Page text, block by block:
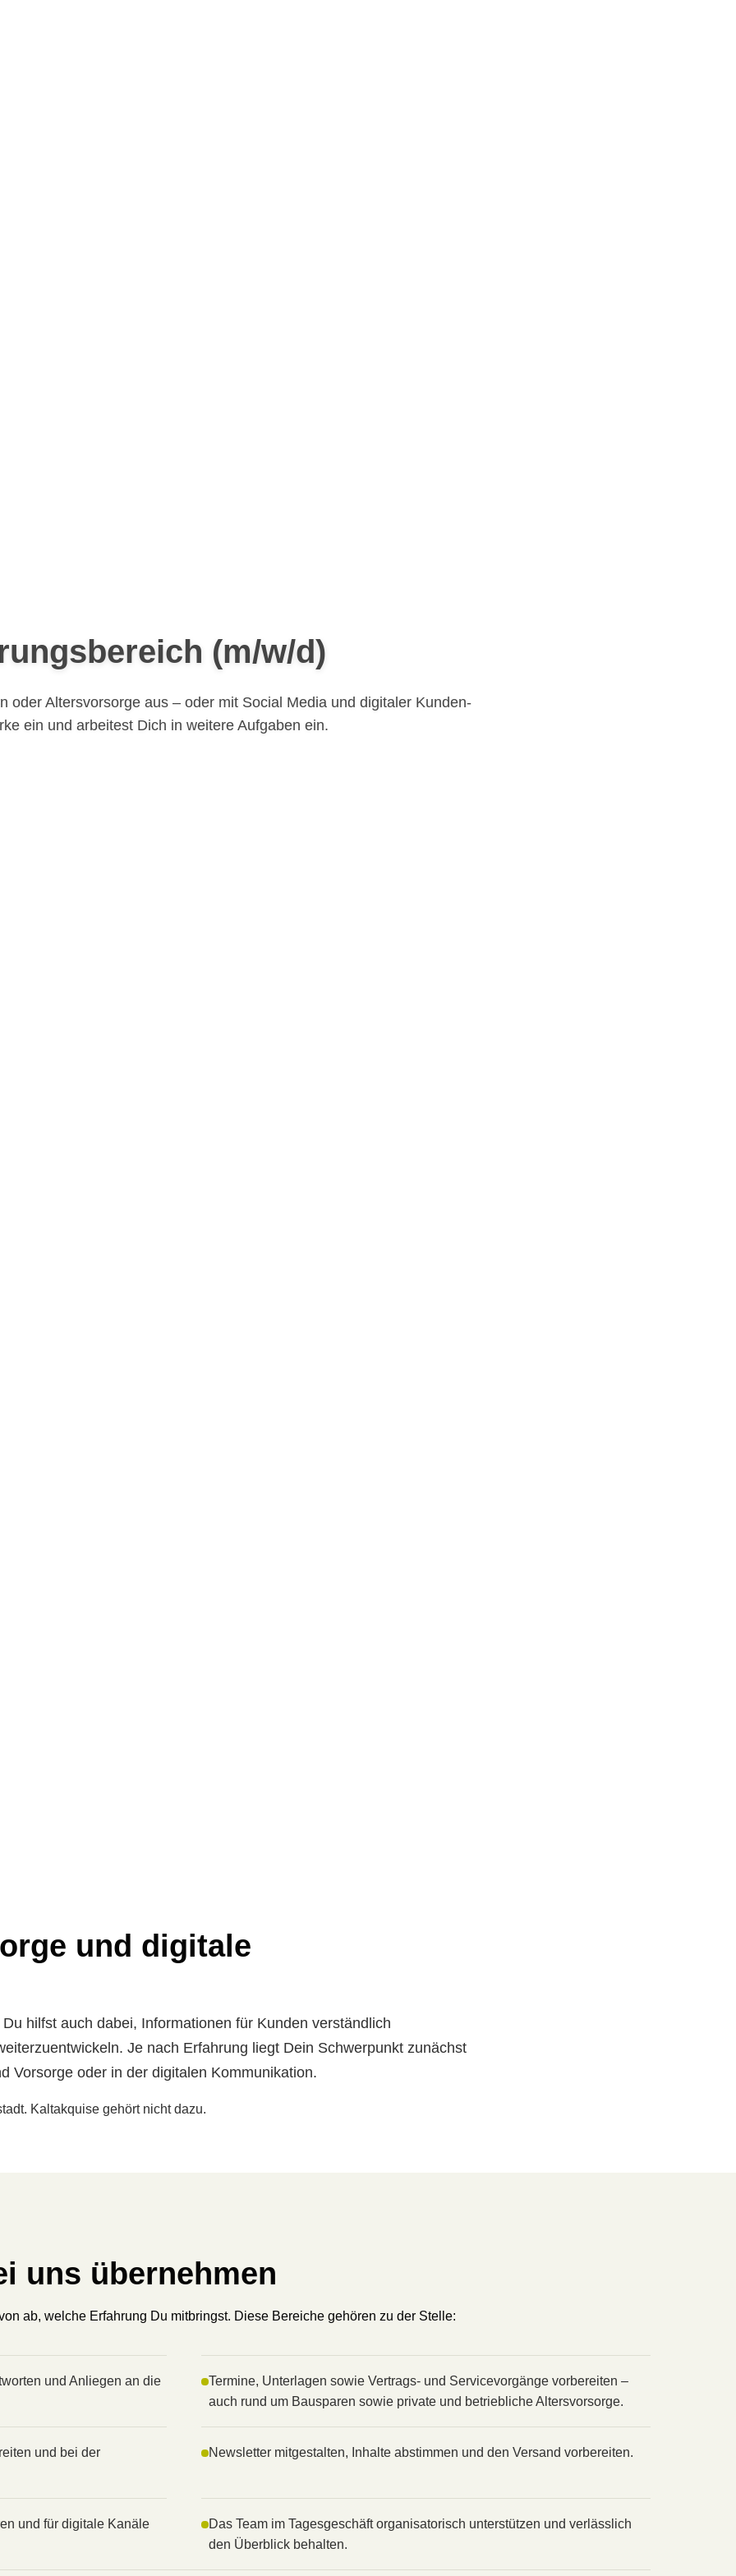
(m/w/d)
oder Alters­vorsorge aus – oder mit Social Media und digitaler Kunden-
ein und arbeitest Dich in weitere Aufgaben ein.
und digitale
hilfst auch dabei, Informationen für Kunden verständlich
Je nach Erfahrung liegt Dein Schwerpunkt zunächst
Vorsorge oder in der digitalen Kommunikation.
Kaltakquise gehört nicht dazu.
uns übernehmen
ab, welche Erfahrung Du mitbringst. Diese Bereiche gehören zu der Stelle:
und Anliegen an die
Termine, Unterlagen sowie Vertrags- und Servicevorgänge vorbereiten –
auch rund um Bausparen sowie private und betriebliche Alters­vorsorge.
und bei der
Newsletter mitgestalten, Inhalte abstimmen und den Versand vorbereiten.
und für digitale Kanäle
Das Team im Tagesgeschäft organisatorisch unterstützen und verlässlich
den Überblick behalten.